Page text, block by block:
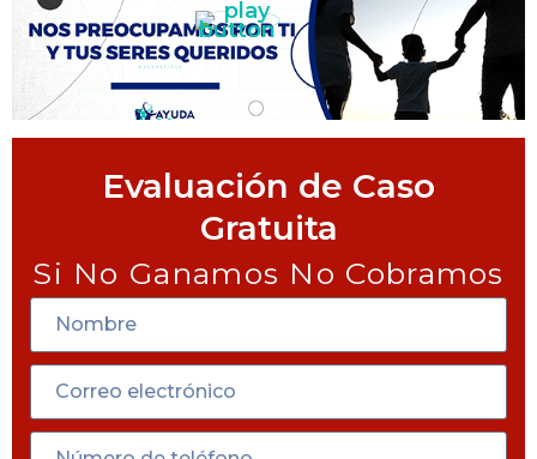
Evaluación de Caso
Gratuita
Si No Ganamos No Cobramos